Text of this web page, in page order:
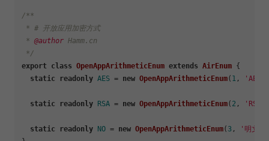
/**
* # 开放应用加密方式
* @author Hamm.cn
*/
export
class OpenAppArithmeticEnum extends AirEnum {
static
readonly AES = new OpenAppArithmeticEnum( 1 , 'AES'
static readonly RSA = new OpenAppArithmeticEnum( 2 , 'RSA'
static readonly NO = new OpenAppArithmeticEnum( 3 , '明文'